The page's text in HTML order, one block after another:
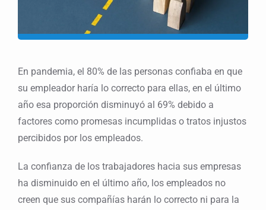
En pandemia, el 80% de las personas confiaba en que
su empleador haría lo correcto para ellas, en el último
año esa proporción disminuyó al 69% debido a
factores como promesas incumplidas o tratos injustos
percibidos por los empleados.
La confianza de los trabajadores hacia sus empresas
ha disminuido en el último año, los empleados no
creen que sus compañías harán lo correcto ni para la